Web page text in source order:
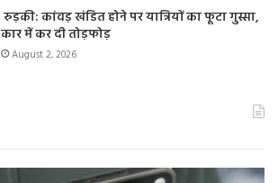
रुड़की: कांवड़ खंडित होने पर यात्रियों का फूटा गुस्सा,
कार में कर दी तोड़फोड़
August 2, 2026